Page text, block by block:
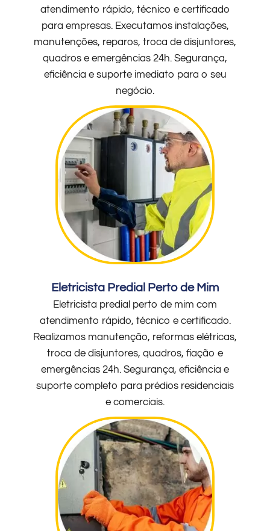
atendimento rápido, técnico e certificado
para empresas. Executamos instalações,
manutenções, reparos, troca de disjuntores,
quadros e emergências 24h. Segurança,
eficiência e suporte imediato para o seu
negócio.
Eletricista Predial Perto de Mim
Eletricista predial perto de mim com
atendimento rápido, técnico e certificado.
Realizamos manutenção, reformas elétricas,
troca de disjuntores, quadros, fiação e
emergências 24h. Segurança, eficiência e
suporte completo para prédios residenciais
e comerciais.